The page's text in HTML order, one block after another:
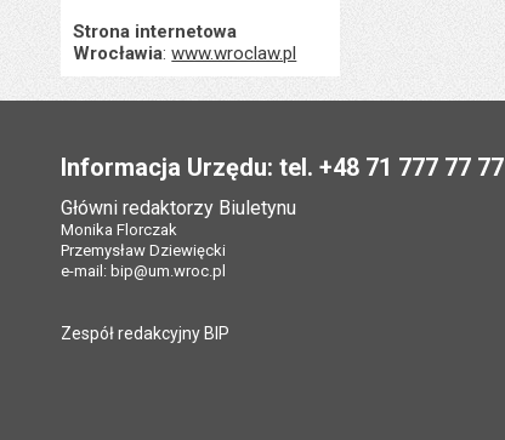
Strona internetowa
Wrocławia:www.wroclaw.pl
Informacja Urzędu: tel. +48 71 777 77 77
Główni redaktorzy Biuletynu
Monika Florczak
Przemysław Dziewięcki
e-mail: bip@um.wroc.pl
Zespół redakcyjny BIP